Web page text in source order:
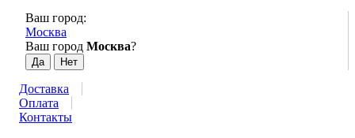
Ваш город:
Москва
Ваш город Москва?
Доставка
Оплата
Контакты